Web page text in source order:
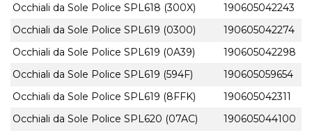
Occhiali da Sole Police SPL618 (300X)
190605042243
Occhiali da Sole Police SPL619 (0300)
190605042274
Occhiali da Sole Police SPL619 (0A39)
190605042298
Occhiali da Sole Police SPL619 (594F)
190605059654
Occhiali da Sole Police SPL619 (8FFK)
190605042311
Occhiali da Sole Police SPL620 (07AC)
190605044100